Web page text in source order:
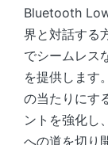
Bluetooth
界と対話する
でシームレス
を提供します
の当たりにす
ントを強化し
への道を切り